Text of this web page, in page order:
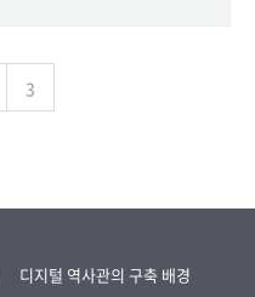
3
디지털 역사관의 구축 배경